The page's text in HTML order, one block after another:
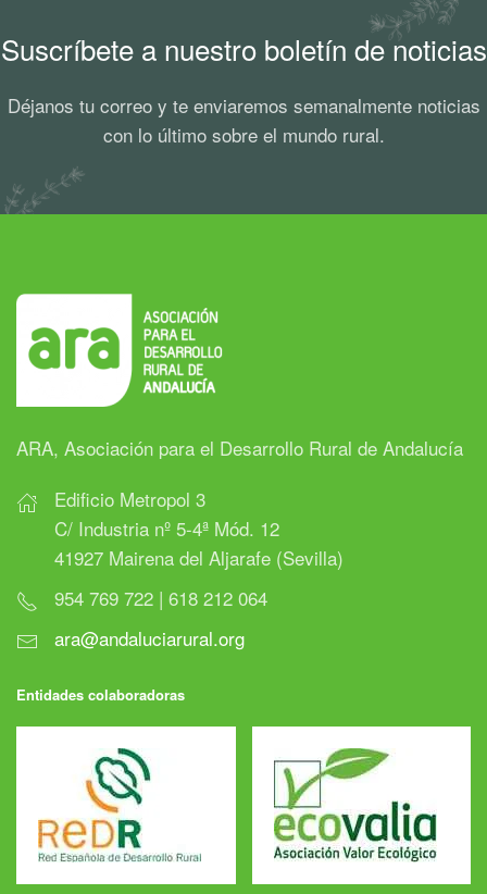
Suscríbete a nuestro boletín de noticias
Déjanos tu correo y te enviaremos semanalmente noticias
con lo último sobre el mundo rural.
ARA, Asociación para el Desarrollo Rural de Andalucía
Edificio Metropol 3
C/ Industria nº 5-4ª Mód. 12
41927 Mairena del Aljarafe (Sevilla)
954 769 722 | 618 212 064
ara@andaluciarural.org
Entidades colaboradoras